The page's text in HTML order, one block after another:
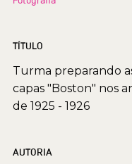
TÍTULO
Turma preparando
capas "Boston" nos
de 1925 - 1926
AUTORIA